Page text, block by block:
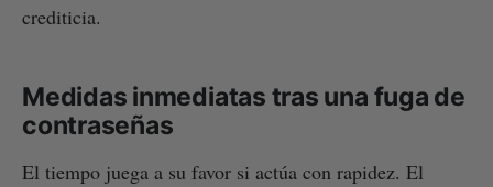
crediticia.
Medidas inmediatas tras una fuga de
contraseñas
El tiempo juega a su favor si actúa con rapidez. El